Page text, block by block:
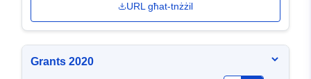
URL għat-tnżżil
Grants 2020